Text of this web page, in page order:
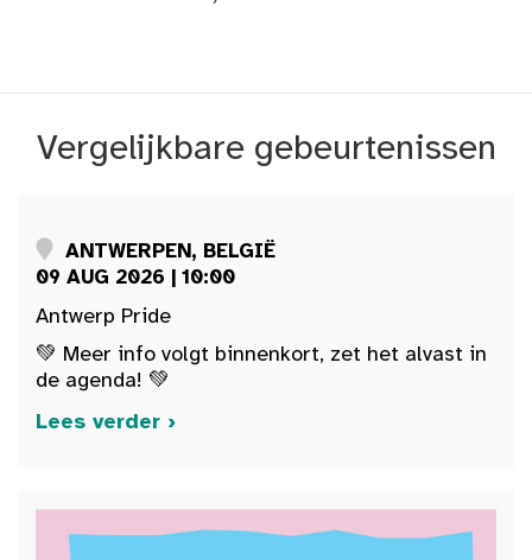
Vergelijkbare gebeurtenissen
ANTWERPEN, BELGIË
09 AUG 2026 | 10:00
Antwerp Pride
💚 Meer info volgt binnenkort, zet het alvast in
de agenda! 💚
Lees verder ›